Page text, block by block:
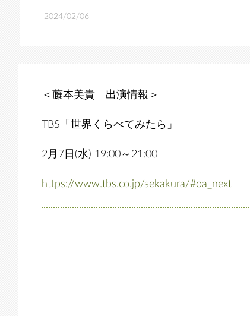
2024/02/06
＜藤本美貴 出演情報＞
TBS「世界くらべてみたら」
2月7日(水) 19:00～21:00
https://www.tbs.co.jp/sekakura/#oa_next